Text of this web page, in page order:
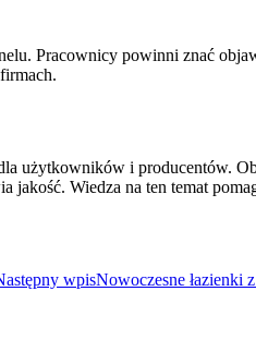
Pracownicy powinni znać
użytkowników i producentów.
jakość. Wiedza na ten temat
wpisNowoczesne łazienki